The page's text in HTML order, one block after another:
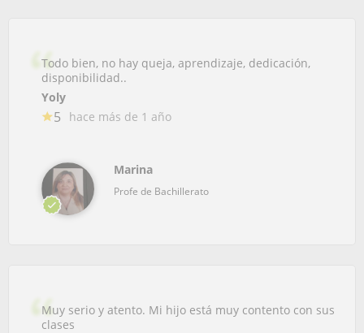
Todo bien, no hay queja, aprendizaje, dedicación,
disponibilidad..
Yoly
5 hace más de 1 año
Marina
Profe de Bachillerato
Muy serio y atento. Mi hijo está muy contento con sus
clases